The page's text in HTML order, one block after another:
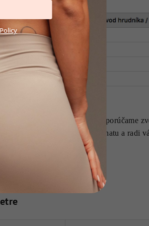
medzi dvoma veľkosťami, odporúčame
nám prostredníctvom chatu a radi